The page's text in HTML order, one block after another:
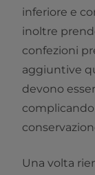
inferiore e
inoltre
confezioni
aggiuntive
devono
Una volta